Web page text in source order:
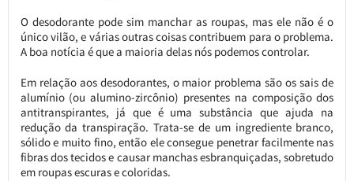
O desodorante pode sim manchar as roupas, mas ele não é o
único vilão, e várias outras coisas contribuem para o problema.
A boa notícia é que a maioria delas nós podemos controlar.
Em relação aos desodorantes, o maior problema são os sais de
alumínio (ou alumino-zircônio) presentes na composição dos
antitranspirantes, já que é uma substância que ajuda na
redução da transpiração. Trata-se de um ingrediente branco,
sólido e muito fino, então ele consegue penetrar facilmente nas
fibras dos tecidos e causar manchas esbranquiçadas, sobretudo
em roupas escuras e coloridas.